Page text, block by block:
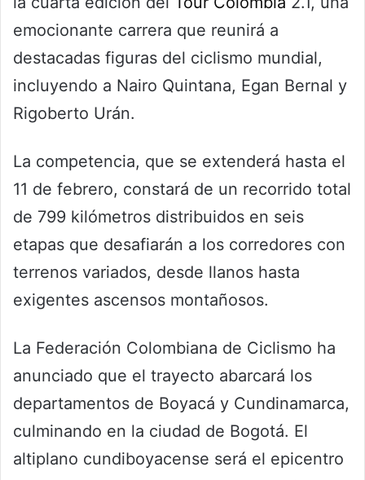
emocionante carrera que reunirá a
destacadas figuras del ciclismo mundial,
incluyendo a Nairo Quintana, Egan Bernal y
Rigoberto Urán.
La competencia, que se extenderá hasta el
11 de febrero, constará de un recorrido total
de 799 kilómetros distribuidos en seis
etapas que desafiarán a los corredores con
terrenos variados, desde llanos hasta
exigentes ascensos montañosos.
La Federación Colombiana de Ciclismo ha
anunciado que el trayecto abarcará los
departamentos de Boyacá y Cundinamarca,
culminando en la ciudad de Bogotá. El
altiplano cundiboyacense será el epicentro